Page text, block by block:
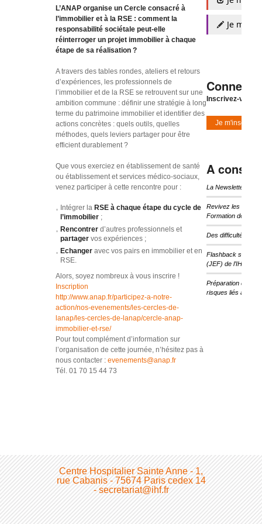
L’ANAP organise un Cercle consacré à
l’immobilier et à la RSE : comment la
responsabilité sociétale peut-elle
réinterroger un projet immobilier à chaque
étape de sa réalisation ?
A travers des tables rondes, ateliers et retours
d’expériences, les professionnels de
l’immobilier et de la RSE se retrouvent sur une
ambition commune : définir une stratégie à long
terme du patrimoine immobilier et identifier des
actions concrètes : quels outils, quelles
méthodes, quels leviers partager pour être
efficient durablement ?
Que vous exerciez en établissement de santé
ou établissement et services médico-sociaux,
venez participer à cette rencontre pour :
Intégrer la RSE à chaque étape du cycle de
l’immobilier ;
Rencontrer d’autres professionnels et
partager vos expériences ;
Echanger avec vos pairs en immobilier et en
RSE.
Alors, soyez nombreux à vous inscrire !
Inscription
http://www.anap.fr/participez-a-notre-
action/nos-evenements/les-cercles-de-
lanap/les-cercles-de-lanap/cercle-anap-
immobilier-et-rse/
Pour tout complément d’information sur
l’organisation de cette journée, n’hésitez pas à
nous contacter : evenements@anap.fr
Tél. 01 70 15 44 73
Je
Inscrivez-vous
Je m'inscris
A
La Newsletter
Revivez les temps
Formation de l’IHF
Des difficultés
Flashback sur les
(JEF) de l’IHF
Préparation des
risques liés au
Centre Hospitalier Sainte Anne - 1,
rue Cabanis - 75674 Paris cedex 14
- secretariat@ihf.fr